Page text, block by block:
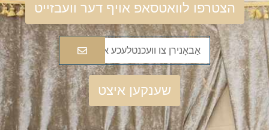
הצטרפו לוואטסאפ אויף דער וועבזייט
שענקען איצט